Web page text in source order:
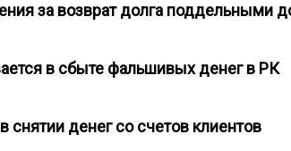
за возврат долга поддельными
в сбыте фальшивых денег в РК
денег со счетов клиентов